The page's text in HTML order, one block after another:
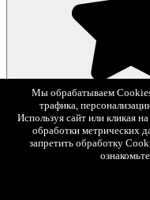
4 193 ₽ 5 990 ₽ -30%
Штаны Россия
Арт. 162170
Мы обрабатываем
трафика,
Используя сайт или кликая
обработки метрических
запретить обработку